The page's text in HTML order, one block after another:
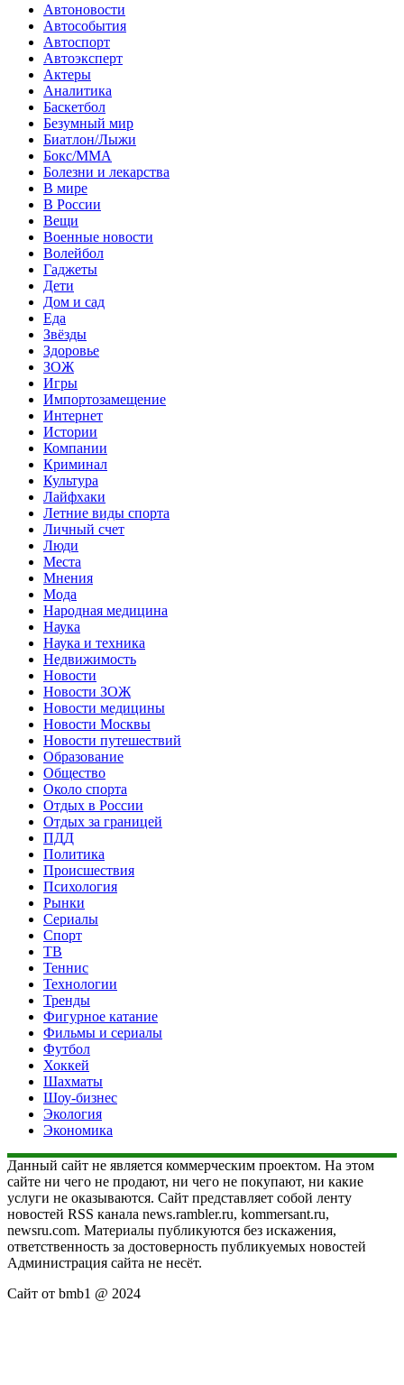
Автоновости
Автособытия
Автоспорт
Автоэксперт
Актеры
Аналитика
Баскетбол
Безумный мир
Биатлон/Лыжи
Бокс/MMA
Болезни и лекарства
В мире
В России
Вещи
Военные новости
Волейбол
Гаджеты
Дети
Дом и сад
Еда
Звёзды
Здоровье
ЗОЖ
Игры
Импортозамещение
Интернет
Истории
Компании
Криминал
Культура
Лайфхаки
Летние виды спорта
Личный счет
Люди
Места
Мнения
Мода
Народная медицина
Наука
Наука и техника
Недвижимость
Новости
Новости ЗОЖ
Новости медицины
Новости Москвы
Новости путешествий
Образование
Общество
Около спорта
Отдых в России
Отдых за границей
ПДД
Политика
Происшествия
Психология
Рынки
Сериалы
Спорт
ТВ
Теннис
Технологии
Тренды
Фигурное катание
Фильмы и сериалы
Футбол
Хоккей
Шахматы
Шоу-бизнес
Экология
Экономика
Данный сайт не является коммерческим проектом. На этом
сайте ни чего не продают, ни чего не покупают, ни какие
услуги не оказываются. Сайт представляет собой ленту
новостей RSS канала news.rambler.ru, kommersant.ru,
newsru.com. Материалы публикуются без искажения,
ответственность за достоверность публикуемых новостей
Администрация сайта не несёт.
Сайт от bmb1 @ 2024